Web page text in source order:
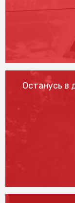
Останусь в